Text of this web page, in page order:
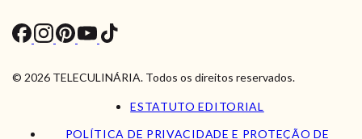
© 2026 TELECULINÁRIA. Todos os direitos reservados.
ESTATUTO EDITORIAL
POLÍTICA DE PRIVACIDADE E PROTEÇÃO DE